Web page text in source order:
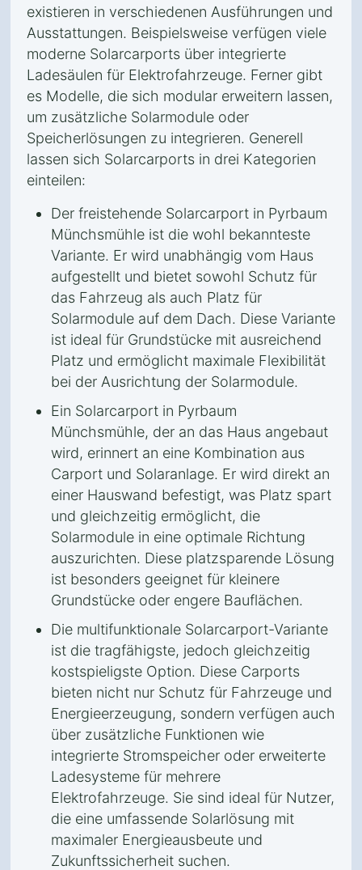
existieren in verschiedenen Ausführungen und
Ausstattungen. Beispielsweise verfügen viele
moderne Solarcarports über integrierte
Ladesäulen für Elektrofahrzeuge. Ferner gibt
es Modelle, die sich modular erweitern lassen,
um zusätzliche Solarmodule oder
Speicherlösungen zu integrieren. Generell
lassen sich Solarcarports in drei Kategorien
einteilen:
Der freistehende Solarcarport in Pyrbaum
Münchsmühle ist die wohl bekannteste
Variante. Er wird unabhängig vom Haus
aufgestellt und bietet sowohl Schutz für
das Fahrzeug als auch Platz für
Solarmodule auf dem Dach. Diese Variante
ist ideal für Grundstücke mit ausreichend
Platz und ermöglicht maximale Flexibilität
bei der Ausrichtung der Solarmodule.
Ein Solarcarport in Pyrbaum
Münchsmühle, der an das Haus angebaut
wird, erinnert an eine Kombination aus
Carport und Solaranlage. Er wird direkt an
einer Hauswand befestigt, was Platz spart
und gleichzeitig ermöglicht, die
Solarmodule in eine optimale Richtung
auszurichten. Diese platzsparende Lösung
ist besonders geeignet für kleinere
Grundstücke oder engere Bauflächen.
Die multifunktionale Solarcarport-Variante
ist die tragfähigste, jedoch gleichzeitig
kostspieligste Option. Diese Carports
bieten nicht nur Schutz für Fahrzeuge und
Energieerzeugung, sondern verfügen auch
über zusätzliche Funktionen wie
integrierte Stromspeicher oder erweiterte
Ladesysteme für mehrere
Elektrofahrzeuge. Sie sind ideal für Nutzer,
die eine umfassende Solarlösung mit
maximaler Energieausbeute und
Zukunftssicherheit suchen.